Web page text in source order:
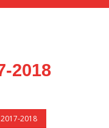
2018
2017-2018